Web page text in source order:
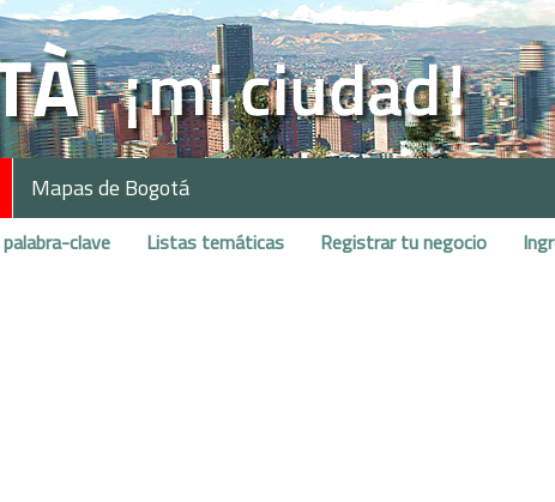
Mapas de Bogotá
clave Listas temáticas Registrar tu negocio